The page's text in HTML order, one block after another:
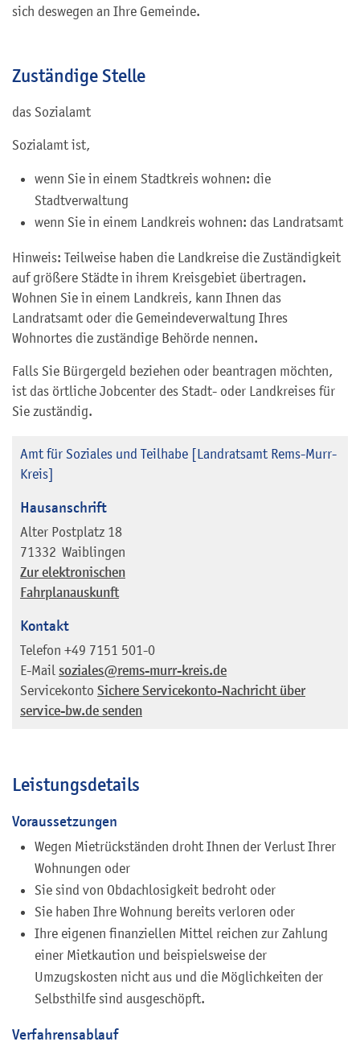
sich deswegen an Ihre Gemeinde.
Zuständige Stelle
das Sozialamt
Sozialamt ist,
wenn Sie in einem Stadtkreis wohnen: die
Stadtverwaltung
wenn Sie in einem Landkreis wohnen: das Landratsamt
Hinweis: Teilweise haben die Landkreise die Zuständigkeit
auf größere Städte in ihrem Kreisgebiet übertragen.
Wohnen Sie in einem Landkreis, kann Ihnen das
Landratsamt oder die Gemeindeverwaltung Ihres
Wohnortes die zuständige Behörde nennen.
Falls Sie Bürgergeld beziehen oder beantragen möchten,
ist das örtliche Jobcenter des Stadt- oder Landkreises für
Sie zuständig.
Amt für Soziales und Teilhabe [Landratsamt Rems-Murr-
Kreis]
Hausanschrift
Alter Postplatz 18
71332 Waiblingen
Zur elektronischen
Fahrplanauskunft
Kontakt
Telefon +49 7151 501-0
E-Mail soziales@rems-murr-kreis.de
Servicekonto Sichere Servicekonto-Nachricht über
service-bw.de senden
Leistungsdetails
Voraussetzungen
Wegen Mietrückständen droht Ihnen der Verlust Ihrer
Wohnungen oder
Sie sind von Obdachlosigkeit bedroht oder
Sie haben Ihre Wohnung bereits verloren oder
Ihre eigenen finanziellen Mittel reichen zur Zahlung
einer Mietkaution und beispielsweise der
Umzugskosten nicht aus und die Möglichkeiten der
Selbsthilfe sind ausgeschöpft.
Verfahrensablauf